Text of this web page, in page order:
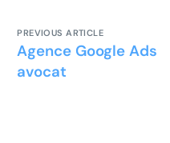
PREVIOUS ARTICLE
Agence Google Ads
avocat